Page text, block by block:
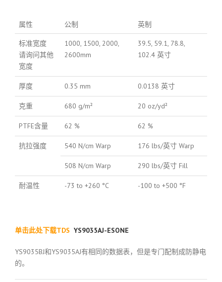
属性 公制 英制
标准宽度
请询问其他
宽度
1000, 1500, 2000,
2600mm
39.5, 59.1, 78.8,
102.4 英寸
厚度 0.35 mm 0.0138 英寸
克重 680 g/m² 20 oz/yd²
PTFE含量 62 % 62 %
抗拉强度 540 N/cm Warp 176 lbs/英寸 Warp
508 N/cm Warp 290 lbs/英寸 Fill
耐温性 -73 to +260 °C -100 to +500 °F
单击此处下载TDS YS9035AJ-ESONE
YS9035BJ和YS9035AJ有相同的数据表，但是专门配制成防静电
的。